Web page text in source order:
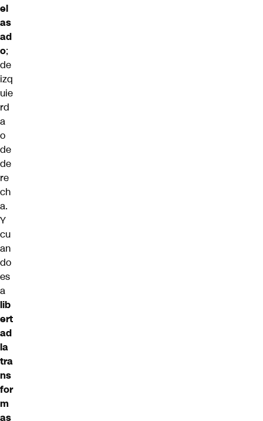
el
as
ad
o;
de
izq
uie
rd
a
o
de
de
re
ch
a.
Y
cu
an
do
es
a
lib
ert
ad
la
tra
ns
for
m
as